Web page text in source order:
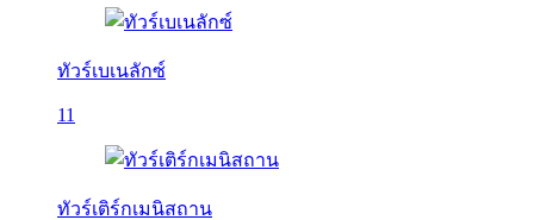
ทัวร์เบเนลักซ์
11
ทัวร์เติร์กเมนิสถาน